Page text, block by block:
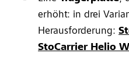
erhöht: in drei
Herausforderung:
StoCarrier Helio W